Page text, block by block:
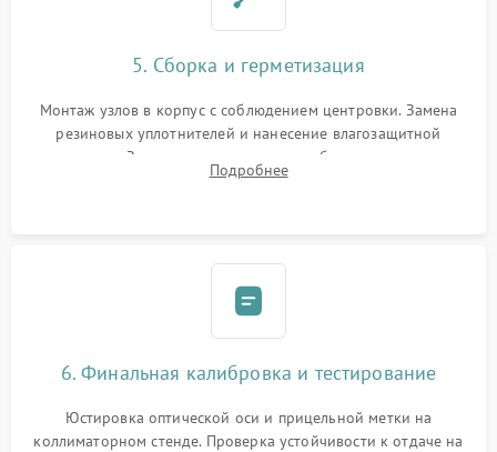
5. Сборка и герметизация
Монтаж узлов в корпус с соблюдением центровки. Замена
резиновых уплотнителей и нанесение влагозащитной
смазки. Заполнение внутреннего объема прицела
осушенным азотом для предотвращения запотевания оптики
Подробнее
6. Финальная калибровка и тестирование
Юстировка оптической оси и прицельной метки на
коллиматорном стенде. Проверка устойчивости к отдаче на